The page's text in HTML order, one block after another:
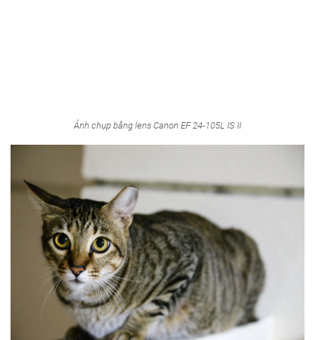
Ảnh chụp bằng lens Canon EF 24-105L IS II